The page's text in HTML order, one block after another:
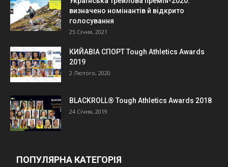
визначено номінантів й відкрито
голосування
25 Січня, 2021
КИЙАВІА СПОРТ Tough Athletics Awards
2019
2 Лютого, 2020
BLACKROLL® Tough Athletics Awards 2018
24 Січня, 2019
ПОПУЛЯРНА КАТЕГОРІЯ